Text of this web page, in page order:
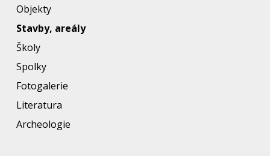
Objekty
Stavby, areály
Školy
Spolky
Fotogalerie
Literatura
Archeologie